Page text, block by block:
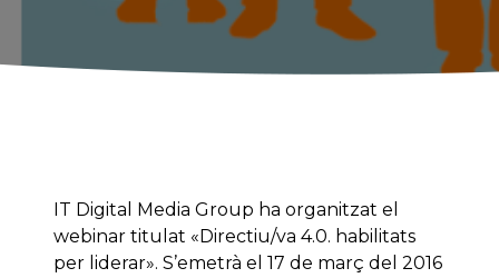
IT Digital Media Group ha organitzat el
webinar titulat «Directiu/va 4.0. habilitats
per liderar». S’emetrà el 17 de març del 2016